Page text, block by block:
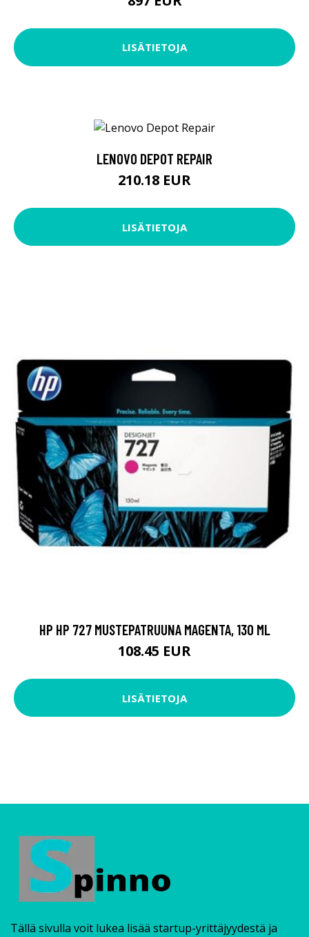
LISÄTIETOJA
LENOVO DEPOT REPAIR
210.18 EUR
LISÄTIETOJA
HP HP 727 MUSTEPATRUUNA MAGENTA, 130 ML
108.45 EUR
LISÄTIETOJA
Tällä sivulla voit lukea lisää startup-yrittäjyydestä ja